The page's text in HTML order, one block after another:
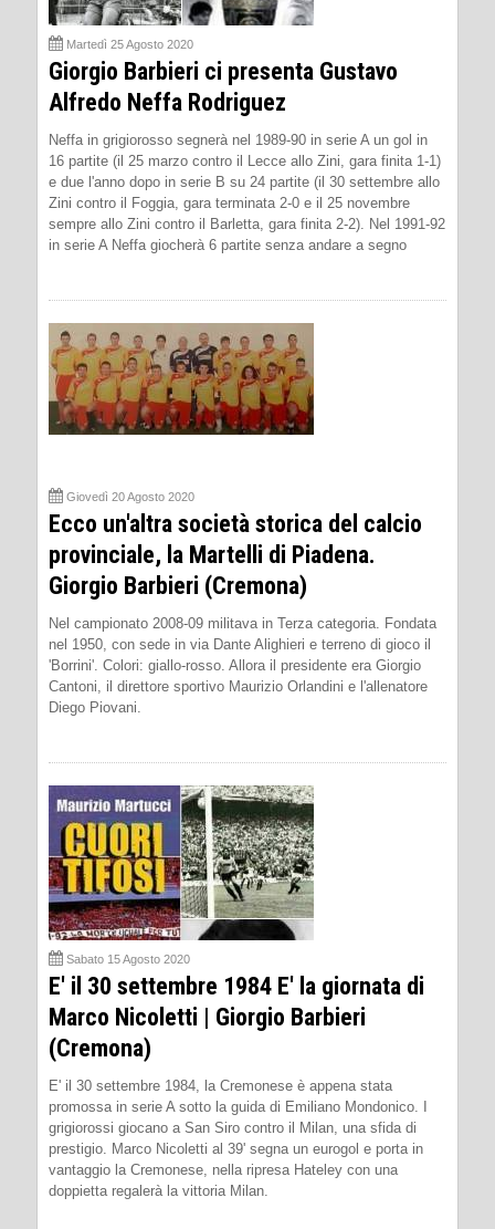
Martedì 25 Agosto 2020
Giorgio Barbieri ci presenta Gustavo
Alfredo Neffa Rodriguez
Neffa in grigiorosso segnerà nel 1989-90 in serie A un gol in
16 partite (il 25 marzo contro il Lecce allo Zini, gara finita 1-1)
e due l'anno dopo in serie B su 24 partite (il 30 settembre allo
Zini contro il Foggia, gara terminata 2-0 e il 25 novembre
sempre allo Zini contro il Barletta, gara finita 2-2). Nel 1991-92
in serie A Neffa giocherà 6 partite senza andare a segno
Giovedì 20 Agosto 2020
Ecco un'altra società storica del calcio
provinciale, la Martelli di Piadena.
Giorgio Barbieri (Cremona)
Nel campionato 2008-09 militava in Terza categoria. Fondata
nel 1950, con sede in via Dante Alighieri e terreno di gioco il
'Borrini'. Colori: giallo-rosso. Allora il presidente era Giorgio
Cantoni, il direttore sportivo Maurizio Orlandini e l'allenatore
Diego Piovani.
Sabato 15 Agosto 2020
E' il 30 settembre 1984 E' la giornata di
Marco Nicoletti | Giorgio Barbieri
(Cremona)
E' il 30 settembre 1984, la Cremonese è appena stata
promossa in serie A sotto la guida di Emiliano Mondonico. I
grigiorossi giocano a San Siro contro il Milan, una sfida di
prestigio. Marco Nicoletti al 39' segna un eurogol e porta in
vantaggio la Cremonese, nella ripresa Hateley con una
doppietta regalerà la vittoria Milan.